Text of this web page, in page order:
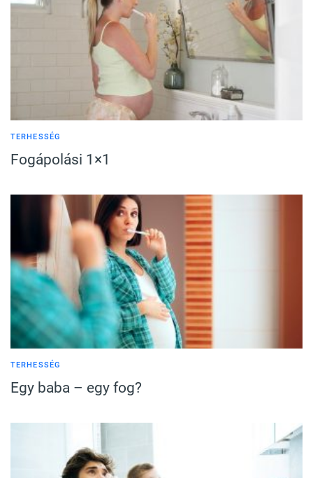
TERHESSÉG
Fogápolási 1×1
TERHESSÉG
Egy baba – egy fog?